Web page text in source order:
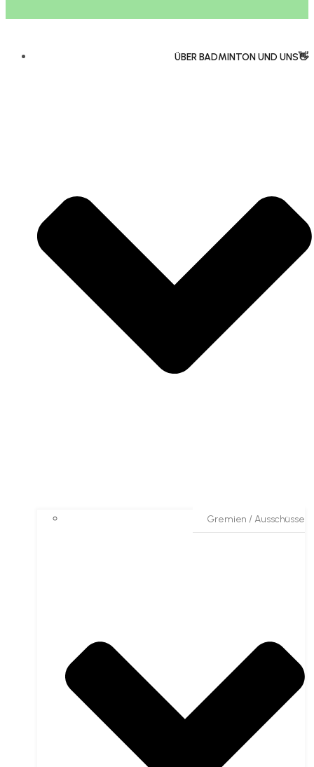
ÜBER BADMINTON UND UNS👋
Gremien / Ausschüsse